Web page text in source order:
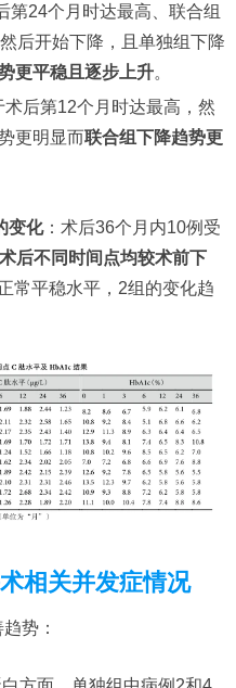
第24个月时达最高、联合组
后开始下降，且单独组下降
更平稳且逐步上升。
后第12个月时达最高，然
更明显而联合组下降趋势更
变化：术后36个月内10例受
术后不同时间点均较术前下
常平稳水平，2组的变化趋
相关并发症情况
势：